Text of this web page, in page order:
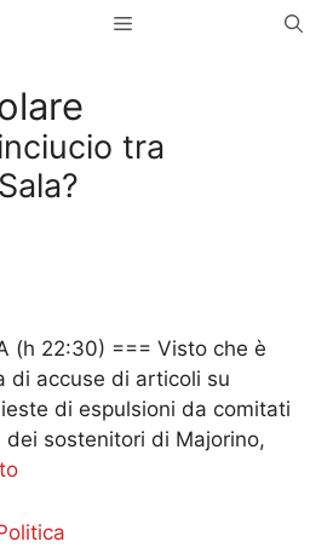
Menu
tra
(h 22:30) === Visto che è
di accuse di articoli su
di espulsioni da comitati
sostenitori di Majorino,